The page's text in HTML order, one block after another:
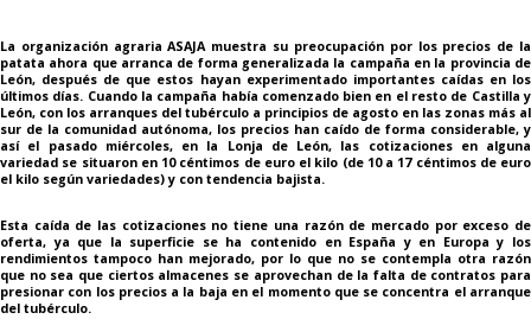
La organización agraria ASAJA muestra su preocupación por los precios de la
patata ahora que arranca de forma generalizada la campaña en la provincia de
León, después de que estos hayan experimentado importantes caídas en los
últimos días. Cuando la campaña había comenzado bien en el resto de Castilla y
León, con los arranques del tubérculo a principios de agosto en las zonas más al
sur de la comunidad autónoma, los precios han caído de forma considerable, y
así el pasado miércoles, en la Lonja de León, las cotizaciones en alguna
variedad se situaron en 10 céntimos de euro el kilo (de 10 a 17 céntimos de euro
el kilo según variedades) y con tendencia bajista.
Esta caída de las cotizaciones no tiene una razón de mercado por exceso de
oferta, ya que la superficie se ha contenido en España y en Europa y los
rendimientos tampoco han mejorado, por lo que no se contempla otra razón
que no sea que ciertos almacenes se aprovechan de la falta de contratos para
presionar con los precios a la baja en el momento que se concentra el arranque
del tubérculo.